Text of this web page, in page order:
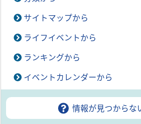
サイトマップから
ライフイベントから
ランキングから
イベントカレンダーから
情報が見つからな